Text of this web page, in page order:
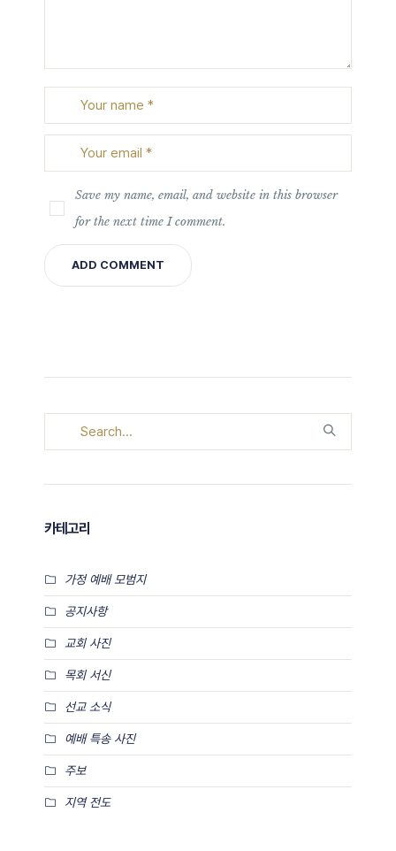
Save my name, email, and website in this browser
for the next time I comment.
카테고리
가정 예배 모범지
공지사항
교회 사진
목회 서신
선교 소식
예배 특송 사진
주보
지역 전도